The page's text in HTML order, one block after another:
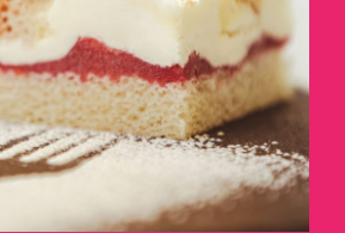
DÉTAILS